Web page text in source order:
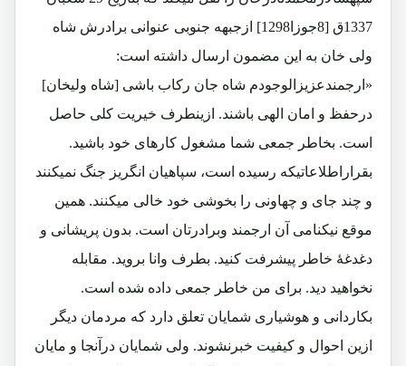
1337ق [8جوزا1298] ازجبهه جنوبی عنوانی برادرش شاه
ولی خان به این مضمون ارسال داشته است:
«ارجمندعزیزالوجودم شاه جان رکاب باشی [شاه ولیخان]
درحفظ و امان الهی باشند. ازینطرف خیریت کلی حاصل
است. بخاطر جمعی شما مشغول کارهای خود باشید.
بقراراطلاعاتیکه رسیده است، سپاهیان انگریز جنگ نمیکنند
و چند جای و چهاونی را بخوشی خود خالی میکنند. همین
موقع نیکنامی آن ارجمند وبرادرتان است. بدون پریشانی و
دغدغۀ خاطر پیشرفت کنید. بطرف وانا بروید. مقابله
نخواهید دید. برای من خاطر جمعی داده شده است.
بکاردانی و هوشیاری شمایان تعلق دارد که مردمان دیگر
ازین احوال و کیفیت خبرنشوند. ولی شمایان درآنجا و مایان